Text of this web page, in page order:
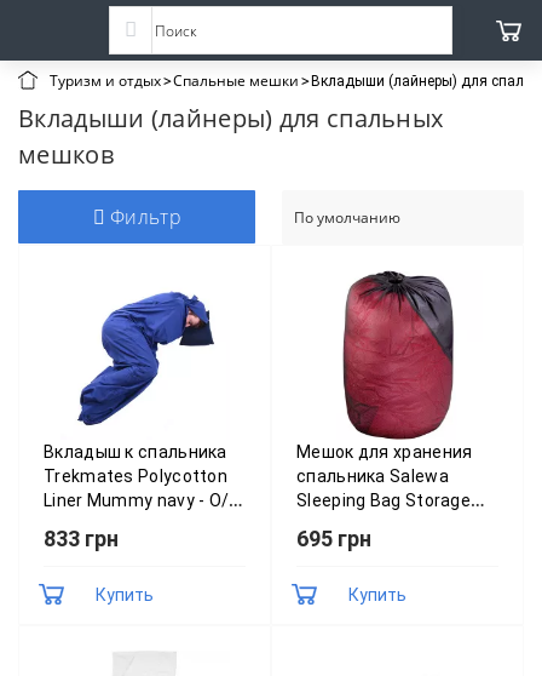
Туризм и отдых Спальные мешки Вкладыши (лайнеры) для
Вкладыши (лайнеры) для спальных
мешков
Фильтр
Вкладыш к спальника
Trekmates Polycotton
Liner Mummy navy - O/S
833 грн
Купить
Мешок для хранения
спальника Salewa
Sleeping Bag Storage
695 грн
Купить